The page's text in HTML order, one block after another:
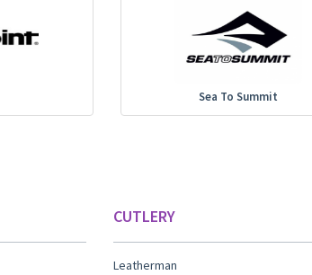
Sea To Summit
CUTLERY
Leatherman